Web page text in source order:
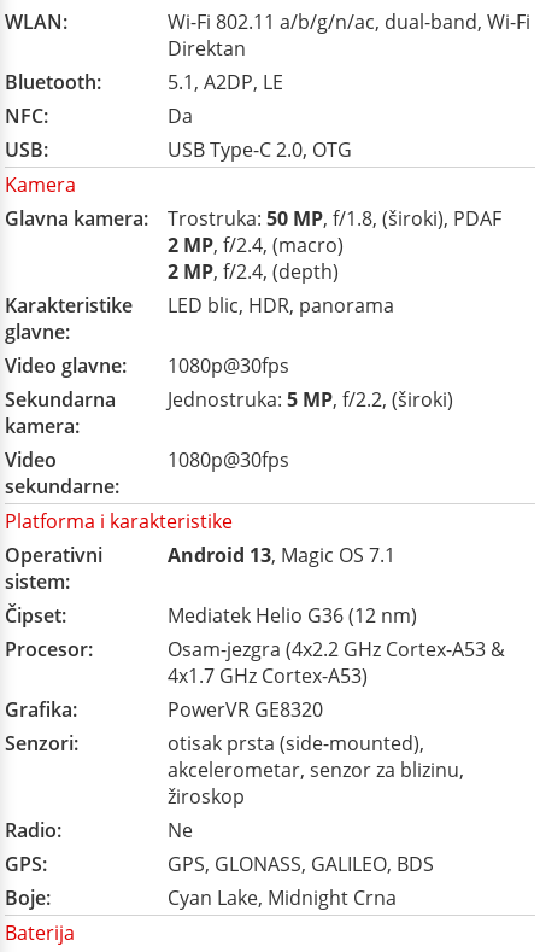
WLAN:
Wi-Fi 802.11 a/b/g/n/ac, dual-band, Wi-Fi
Direktan
Bluetooth:
5.1, A2DP, LE
NFC:
Da
USB:
USB Type-C 2.0, OTG
Kamera
Glavna kamera:
Trostruka: 50 MP, f/1.8, (široki), PDAF
2 MP, f/2.4, (macro)
2 MP, f/2.4, (depth)
Karakteristike
glavne:
LED blic, HDR, panorama
Video glavne:
1080p@30fps
Sekundarna
kamera:
Jednostruka: 5 MP, f/2.2, (široki)
Video
sekundarne:
1080p@30fps
Platforma i karakteristike
Operativni
sistem:
Android 13, Magic OS 7.1
Čipset:
Mediatek Helio G36 (12 nm)
Procesor:
Osam-jezgra (4x2.2 GHz Cortex-A53 &
4x1.7 GHz Cortex-A53)
Grafika:
PowerVR GE8320
Senzori:
otisak prsta (side-mounted),
akcelerometar, senzor za blizinu,
žiroskop
Radio:
Ne
GPS:
GPS, GLONASS, GALILEO, BDS
Boje:
Cyan Lake, Midnight Crna
Baterija